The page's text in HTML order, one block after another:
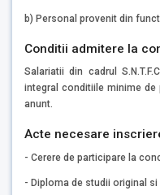
b) Personal provenit din
Conditii admitere la
Salariatii din cadrul
integral conditiile minime
anunt.
Acte necesare
- Cerere de participare la
- Diploma de studii original